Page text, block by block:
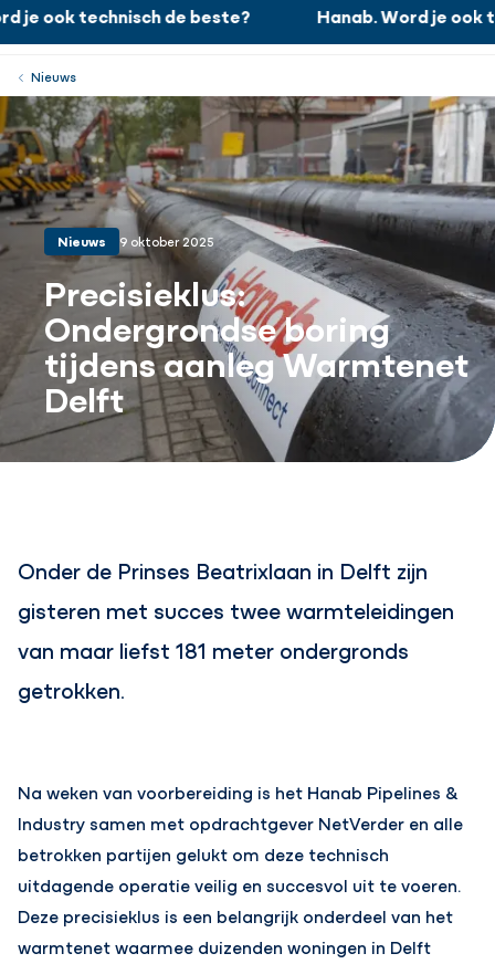
Hanab. Word je ook technisch de beste?
je ook technisch de beste? Hanab. Word je ook
Werken bij Menu
Nieuws
Nieuws 9 oktober 2025
Precisieklus:
Ondergrondse boring
tijdens aanleg Warmtenet
Delft
Onder de Prinses Beatrixlaan in Delft zijn
gisteren met succes twee warmteleidingen
van maar liefst 181 meter ondergronds
getrokken.
Na weken van voorbereiding is het Hanab Pipelines &
Industry samen met opdrachtgever NetVerder en alle
betrokken partijen gelukt om deze technisch
uitdagende operatie veilig en succesvol uit te voeren.
Deze precisieklus is een belangrijk onderdeel van het
warmtenet waarmee duizenden woningen in Delft
Sluiten